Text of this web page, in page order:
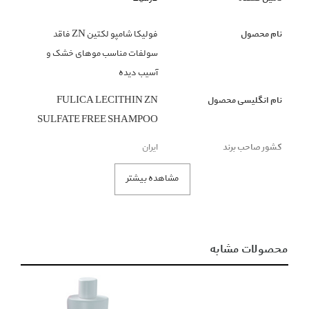
مشاهده بیشتر
نام محصول
فولیکا شامپو لکتین ZN فاقد
سولفات مناسب موهای خشک و
آسیب دیده
نام انگلیسی محصول
FULICA LECITHIN ZN
SULFATE FREE SHAMPOO
کشور صاحب برند ایران
مردانه / زنانه
زیر گروه محصول
محصولات مشابه